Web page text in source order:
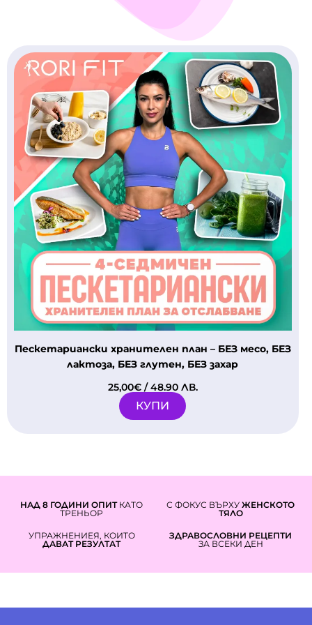
Пескетариански хранителен план – БЕЗ месо, БЕЗ
лактоза, БЕЗ глутен, БЕЗ захар
25,00€ / 48.90 ЛВ.
КУПИ
НАД 8 ГОДИНИ ОПИТ КАТО
ТРЕНЬОР
С ФОКУС ВЪРХУ ЖЕНСКОТО
ТЯЛО
УПРАЖНЕНИЕЯ, КОИТО
ДАВАТ РЕЗУЛТАТ
ЗДРАВОСЛОВНИ РЕЦЕПТИ
ЗА ВСЕКИ ДЕН